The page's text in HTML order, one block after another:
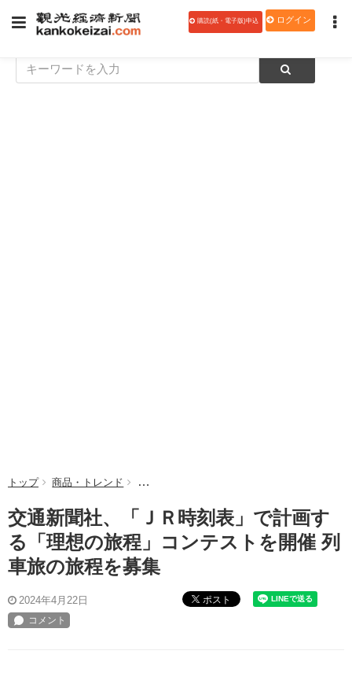
購読(紙・電子版)申込 ログイン
トップ 商品・トレンド 交通新聞社、「ＪＲ時刻表」で計画する「
交通新聞社、「ＪＲ時刻表」で計画す
る「理想の旅程」コンテストを開催 列
車旅の旅程を募集
2024年4月22日 ポスト